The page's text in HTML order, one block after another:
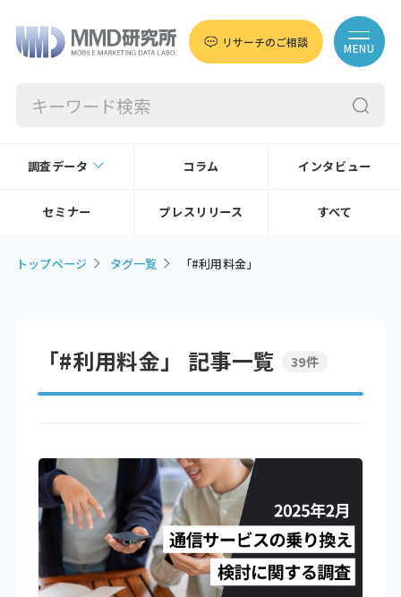
リサーチのご相談 MENU
調査データ コラム インタビュー
セミナー プレスリリース すべて
トップページ タグ一覧 「#利用料金」
「#利用料金」 記事一覧 39件